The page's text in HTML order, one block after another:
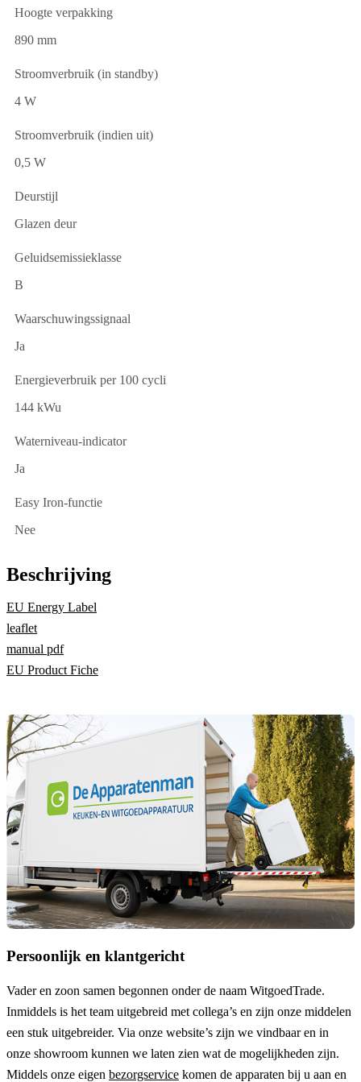
Hoogte verpakking
890 mm
Stroomverbruik (in standby)
4 W
Stroomverbruik (indien uit)
0,5 W
Deurstijl
Glazen deur
Geluidsemissieklasse
B
Waarschuwingssignaal
Ja
Energieverbruik per 100 cycli
144 kWu
Waterniveau-indicator
Ja
Easy Iron-functie
Nee
Beschrijving
EU Energy Label
leaflet
manual pdf
EU Product Fiche
Persoonlijk en klantgericht
Vader en zoon samen begonnen onder de naam WitgoedTrade.
Inmiddels is het team uitgebreid met collega’s en zijn onze middelen
een stuk uitgebreider. Via onze website’s zijn we vindbaar en in
onze showroom kunnen we laten zien wat de mogelijkheden zijn.
Middels onze eigen bezorgservice komen de apparaten bij u aan en